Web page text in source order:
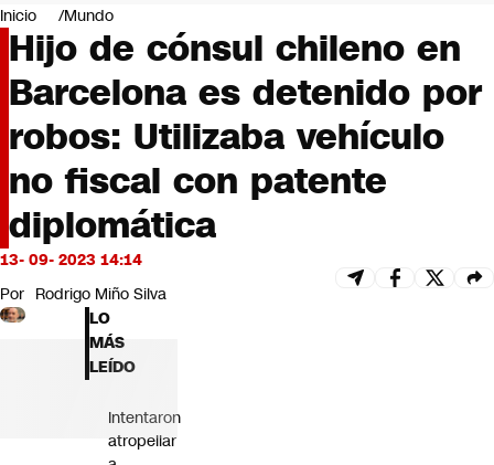
Negocios
Deportes
Programas completos
Cultura
Servicios
Bits
CNN tiempo
Futuro 360
Opinión
Inicio Mundo
Hijo de cónsul chileno en
Barcelona es detenido por
robos: Utilizaba vehículo
no fiscal con patente
diplomática
13- 09- 2023 14:14
Por Rodrigo Miño Silva
LO
MÁS
LEÍDO
Intentaron
atropellar